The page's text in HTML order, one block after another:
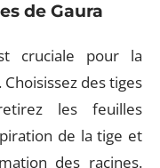
de Gaura
cruciale pour la
des tiges
les feuilles
de la tige et
des racines.